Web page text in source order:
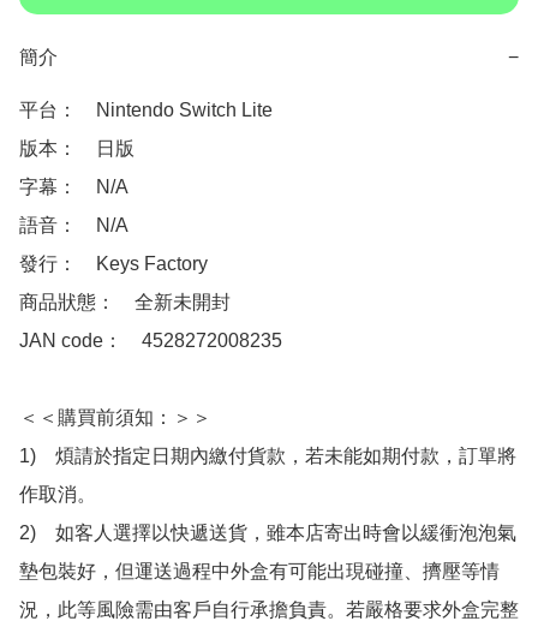
簡介 −
平台：　Nintendo Switch Lite
版本：　日版
字幕：　N/A
語音：　N/A
發行：　Keys Factory
商品狀態：　全新未開封
JAN code：　4528272008235
＜＜購買前須知：＞＞
1)　煩請於指定日期內繳付貨款，若未能如期付款，訂單將
作取消。
2)　如客人選擇以快遞送貨，雖本店寄出時會以緩衝泡泡氣
墊包裝好，但運送過程中外盒有可能出現碰撞、擠壓等情
況，此等風險需由客戶自行承擔負責。若嚴格要求外盒完整